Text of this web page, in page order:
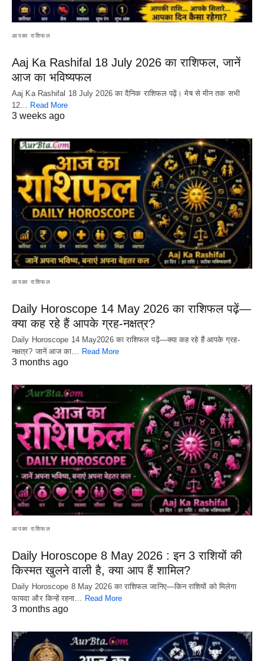
आपका राशिफल
Aaj Ka Rashifal 18 July 2026 का राशिफल, जानें
आज का भविष्यफल
Aaj Ka Rashifal 18 July 2026 का दैनिक राशिफल पढ़ें। मेष से मीन तक सभी
12… Read More
3 weeks ago
आपका राशिफल
Daily Horoscope 14 May 2026 का राशिफल पढ़ें—
क्या कह रहे हैं आपके ग्रह-नक्षत्र?
Daily Horoscope 14 May2026 का राशिफल पढ़ें—क्या कह रहे हैं आपके ग्रह-
नक्षत्र? जानें आज का… Read More
3 months ago
आपका राशिफल
Daily Horoscope 8 May 2026 : इन 3 राशियों की
किस्मत खुलने वाली है, क्या आप हैं शामिल?
Daily Horoscope 8 May 2026 का राशिफल जानिए—किन राशियों को मिलेगा
फायदा और किन्हें रहना…
Read More
3 months ago